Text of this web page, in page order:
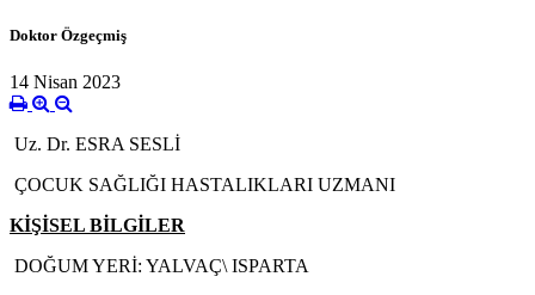
Doktor Özgeçmiş
14 Nisan 2023
Uz. Dr. ESRA SESLİ
ÇOCUK SAĞLIĞI HASTALIKLARI UZMANI
KİŞİSEL BİLGİLER
DOĞUM YERİ: YALVAÇ\ ISPARTA